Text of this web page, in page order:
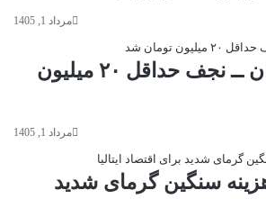
مرداد 1, 1405
بلیت پرواز تهران ــ نجف حداقل ۲۰ میلیون
مرداد 1, 1405
سنگین گرمای شدید